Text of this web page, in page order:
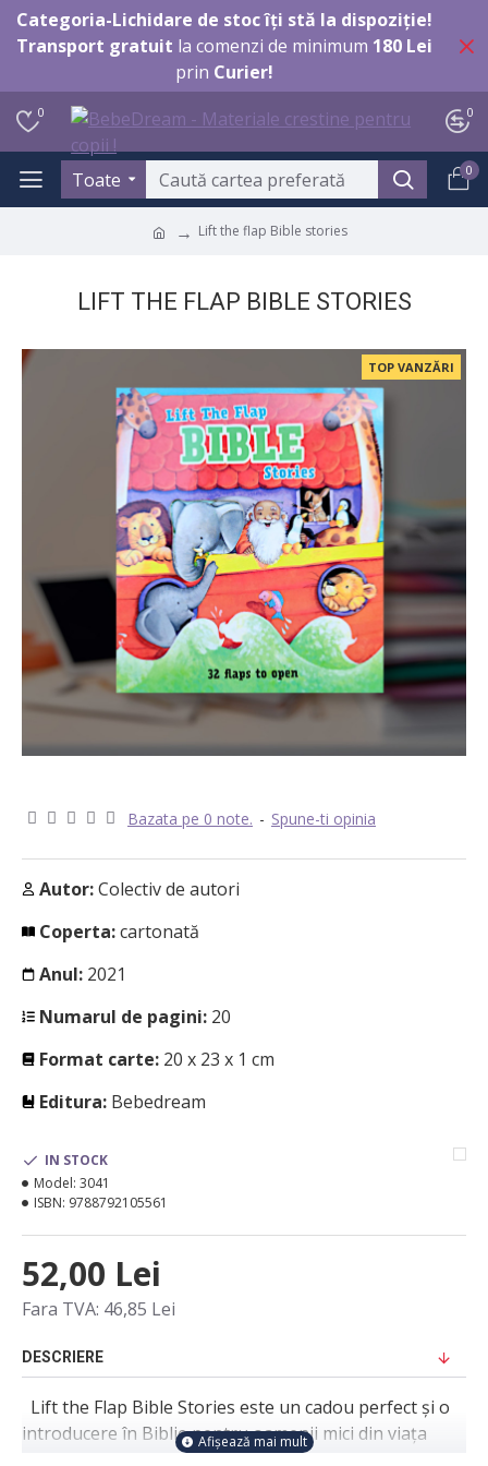
Categoria-Lichidare de stoc îți stă la dispoziție!
Transport gratuit la comenzi de minimum 180 Lei
prin Curier!
0 0
Toate 0
Lift the flap Bible stories
LIFT THE FLAP BIBLE STORIES
TOP VANZĂRI
Bazata pe 0 note. - Spune-ti opinia
Autor:Colectiv de autori
Coperta:cartonată
Anul: 2021
Numarul de pagini: 20
Format carte: 20 x 23 x 1 cm
Editura: Bebedream
52,00 Lei
Fara TVA: 46,85 Lei
IN STOCK
Model: 3041
ISBN: 9788792105561
DESCRIERE
Lift the Flap Bible Stories este un cadou perfect și o
introducere în Biblie pentru oamenii mici din viața
noastră. Treisprezece dintre cele mai iubite povești